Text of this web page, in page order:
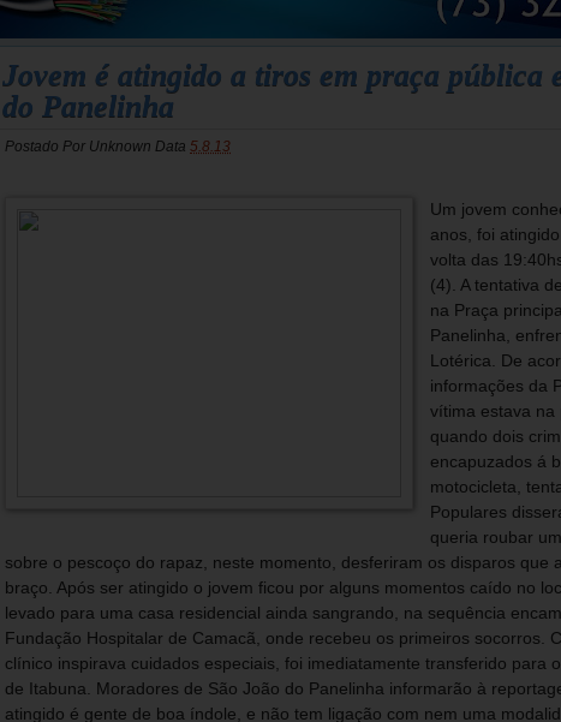
Jovem é atingido a tiros em praça pública
do Panelinha
Postado Por Unknown Data 5.8.13
Um jovem
anos, foi
volta das
(4). A tentativa
na Praça
Panelinha,
Lotérica. De
informações da
vítima estava na
quando dois
encapuzados á
motocicleta,
Populares
queria roubar
sobre o pescoço do rapaz, neste momento, desferiram os disparos que
braço. Após ser atingido o jovem ficou por alguns momentos caído no
levado para uma casa residencial ainda sangrando, na sequência
Fundação Hospitalar de Camacã, onde recebeu os primeiros socorros.
clínico inspirava cuidados especiais, foi imediatamente transferido para
de Itabuna. Moradores de São João do Panelinha informarão à
atingido é gente de boa índole, e não tem ligação com nem uma